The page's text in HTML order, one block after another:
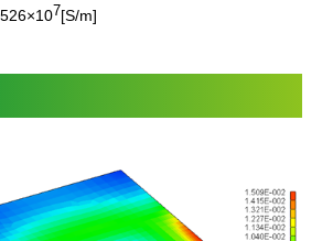
7[S/m]